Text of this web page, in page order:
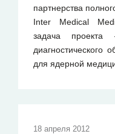
партнерства
Inter Medical
задача проекта
диагностического
для ядерной
18 апреля 2012